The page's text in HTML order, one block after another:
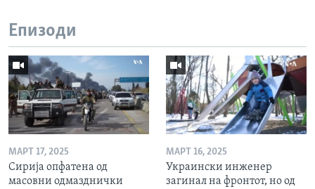
Епизоди
МАРТ 17, 2025
Сирија опфатена од
масовни одмазднички
МАРТ 16, 2025
Украински инженер
загинал на фронтот, но од